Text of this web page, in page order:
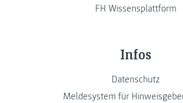
FH Wissensplattform
Infos
Datenschutz
Meldesystem für